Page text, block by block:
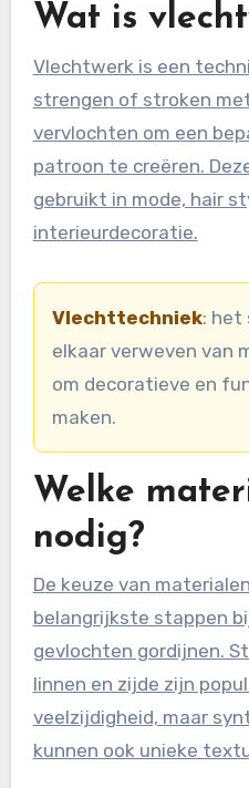
Wat is
Vlechtwerk is een techniek waarbij meerdere
strengen of stroken
vervlochten om een
patroon te creëren.
gebruikt in mode, hair
interieurdecoratie.
Vlechttechniek: het
elkaar verweven van
om decoratieve en
maken.
Welke
nodig?
De keuze van materialen is een van de
belangrijkste stappen
gevlochten gordijnen.
linnen en zijde zijn
veelzijdigheid, maar
kunnen ook unieke